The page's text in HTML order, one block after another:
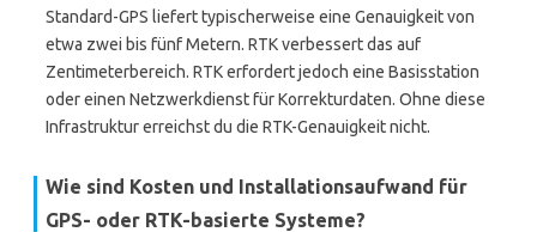
Standard-GPS liefert typischerweise eine Genauigkeit von
etwa zwei bis fünf Metern. RTK verbessert das auf
Zentimeterbereich. RTK erfordert jedoch eine Basisstation
oder einen Netzwerkdienst für Korrekturdaten. Ohne diese
Infrastruktur erreichst du die RTK-Genauigkeit nicht.
Wie sind Kosten und Installationsaufwand für
GPS- oder RTK-basierte Systeme?